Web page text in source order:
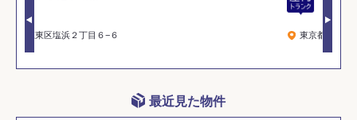
最近見た物件